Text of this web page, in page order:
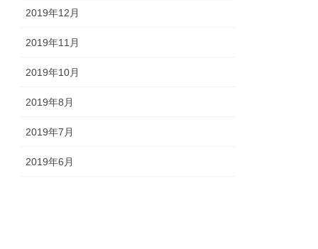
2019年12月
2019年11月
2019年10月
2019年8月
2019年7月
2019年6月